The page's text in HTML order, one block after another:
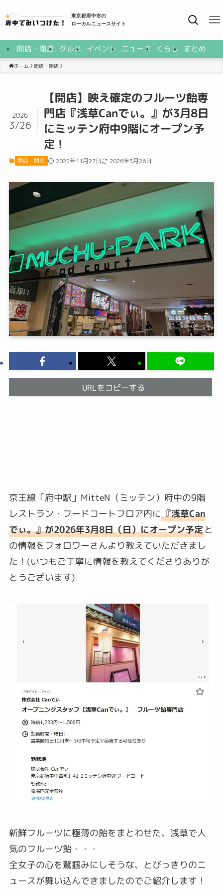
東京都府中市の
ローカルニュースサイト
開店・閉店 グルメ イベント ニュース くらし まとめ
ホーム 開店・閉店
【開店】映え確定のフルーツ飴専
門店『浅草Canでぃ。』が3月8日
にミッテン府中9階にオープン予
定！
2026
3/26
開店・閉店 2025年11月27日 2026年3月26日
URLをコピーする
京王線「府中駅」MitteN（ミッテン）府中の9階
レストラン・フードコートフロア内に『浅草Can
でぃ。』が2026年3月8日（日）にオープン予定と
の情報をフォロワーさんより教えていただきまし
た！(いつもご丁寧に情報を教えてくださりありが
とうございます)
新鮮フルーツに極薄の飴をまとわせた、浅草で人
気のフルーツ飴・・・
全女子の心を鷲掴みにしそうな、とびっきりのニ
ュースが舞い込んできましたのでご紹介します！